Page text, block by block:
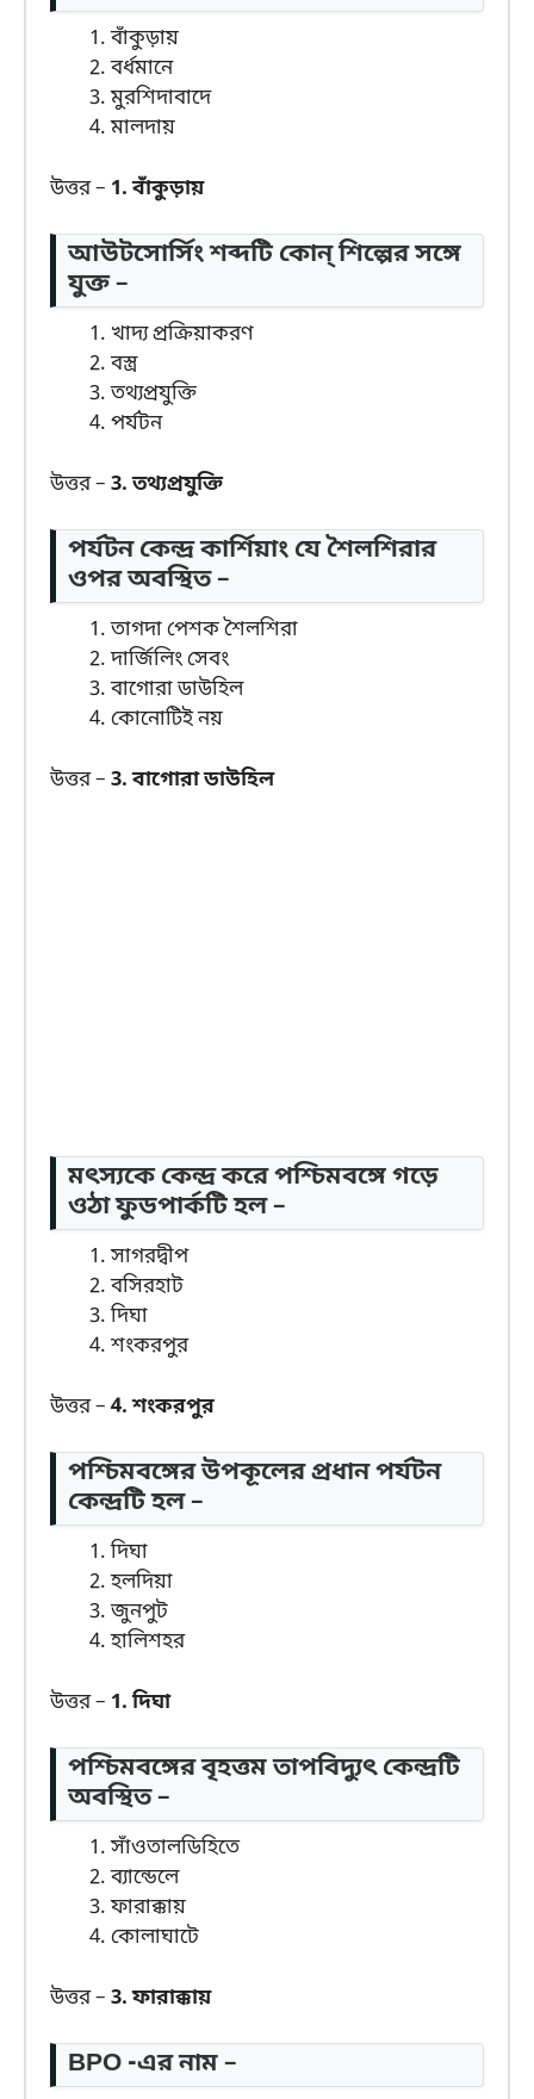
বাঁকুড়ায়
বর্ধমানে
মুরশিদাবাদে
মালদায়
উত্তর – 1. বাঁকুড়ায়
আউটসোর্সিং শব্দটি কোন্ শিল্পের সঙ্গে
যুক্ত –
খাদ্য প্রক্রিয়াকরণ
বস্ত্র
তথ্যপ্রযুক্তি
পর্যটন
উত্তর – 3. তথ্যপ্রযুক্তি
পর্যটন কেন্দ্র কার্শিয়াং যে শৈলশিরার
ওপর অবস্থিত –
তাগদা পেশক শৈলশিরা
দার্জিলিং সেবং
বাগোরা ডাউহিল
কোনোটিই নয়
উত্তর – 3. বাগোরা ডাউহিল
মৎস্যকে কেন্দ্র করে পশ্চিমবঙ্গে গড়ে
ওঠা ফুডপার্কটি হল –
সাগরদ্বীপ
বসিরহাট
দিঘা
শংকরপুর
উত্তর – 4. শংকরপুর
পশ্চিমবঙ্গের উপকূলের প্রধান পর্যটন
কেন্দ্রটি হল –
দিঘা
হলদিয়া
জুনপুট
হালিশহর
উত্তর – 1. দিঘা
পশ্চিমবঙ্গের বৃহত্তম তাপবিদ্যুৎ কেন্দ্রটি
অবস্থিত –
সাঁওতালডিহিতে
ব্যান্ডেলে
ফারাক্কায়
কোলাঘাটে
উত্তর – 3. ফারাক্কায়
BPO -এর নাম –